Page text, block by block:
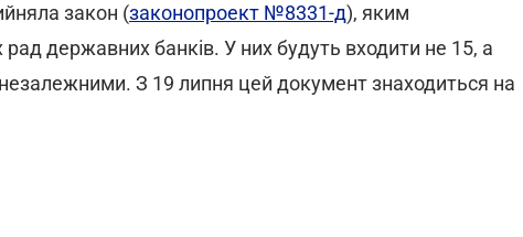
закон (законопроект №8331-д), яким
державних банків. У них будуть входити не 15, а
незалежними. З 19 липня цей документ знаходиться на